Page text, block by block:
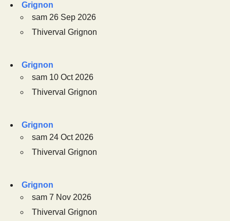
Grignon
sam 26 Sep 2026
Thiverval Grignon
Grignon
sam 10 Oct 2026
Thiverval Grignon
Grignon
sam 24 Oct 2026
Thiverval Grignon
Grignon
sam 7 Nov 2026
Thiverval Grignon